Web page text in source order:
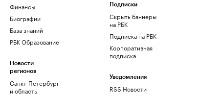
Финансы
Биографии
База знаний
РБК Образование
Новости
регионов
Санкт-Петербург
и область
Подписки
Скрыть баннеры
на РБК
Подписка на РБК
Корпоративная
подписка
Уведомления
RSS Новости